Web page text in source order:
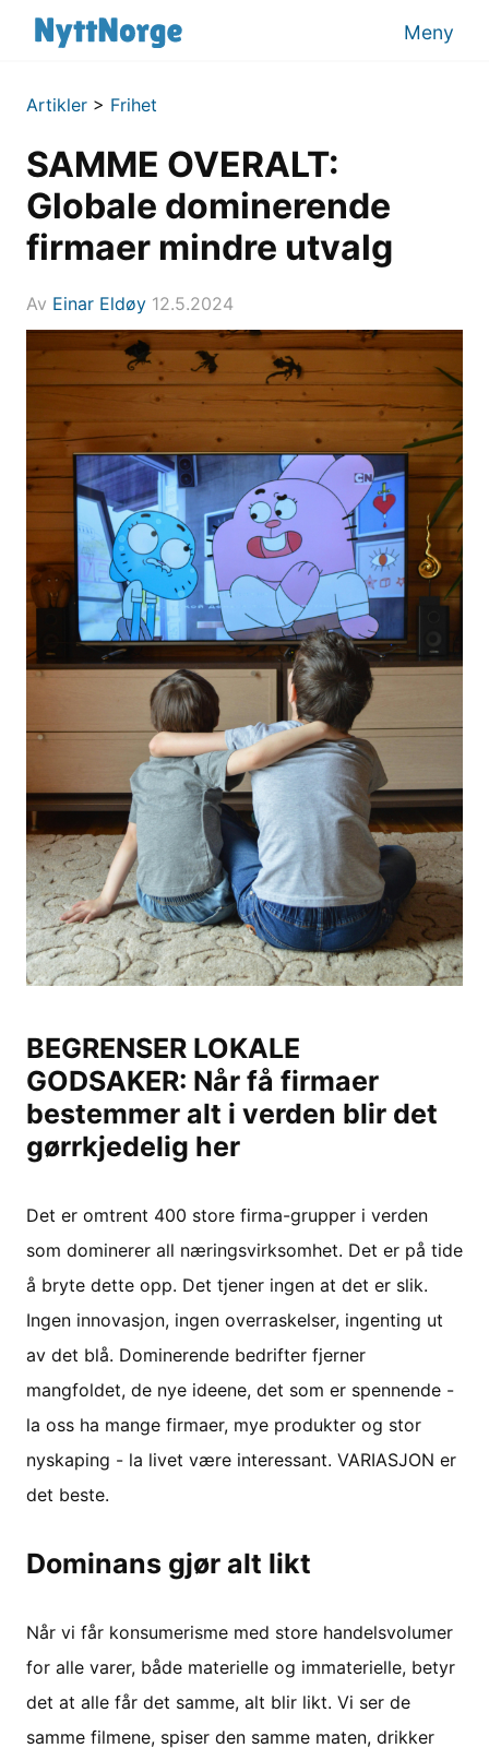
Meny
Artikler > Frihet
SAMME OVERALT:
Globale dominerende
firmaer mindre utvalg
Av Einar Eldøy 12.5.2024
BEGRENSER LOKALE
GODSAKER: Når få firmaer
bestemmer alt i verden blir det
gørrkjedelig her
Det er omtrent 400 store firma-grupper i verden
som dominerer all næringsvirksomhet. Det er på tide
å bryte dette opp. Det tjener ingen at det er slik.
Ingen innovasjon, ingen overraskelser, ingenting ut
av det blå. Dominerende bedrifter fjerner
mangfoldet, de nye ideene, det som er spennende -
la oss ha mange firmaer, mye produkter og stor
nyskaping - la livet være interessant. VARIASJON er
det beste.
Dominans gjør alt likt
Når vi får konsumerisme med store handelsvolumer
for alle varer, både materielle og immaterielle, betyr
det at alle får det samme, alt blir likt. Vi ser de
samme filmene, spiser den samme maten, drikker